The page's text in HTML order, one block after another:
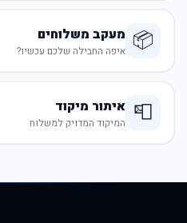
📦 מעקב משלוחים
איפה החבילה שלכם עכשיו?
📮 איתור מיקוד
המיקוד המדויק למשלוח